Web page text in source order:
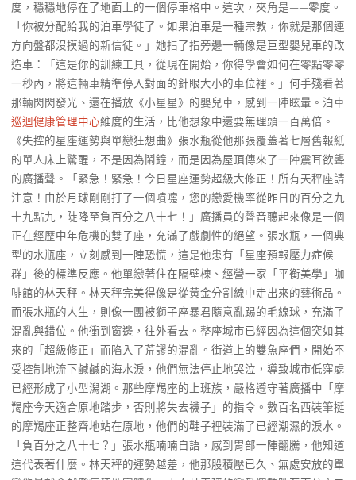
度，穩穩地停在了地面上的一個停車格中。這次，夾角是——零度。
「你被分配給我的泊車學徒了。如果泊車是一種宗教，你就是那個連
方向盤都沒摸過的新信徒。」她指了指旁邊一輛像是巨型嬰兒車的改
造車：「這是你的訓練工具，從現在開始，你得學會如何在零點零零
一秒內，將這輛車精準停入對面的針眼大小的車位裡。」何手殘看著
那輛閃閃發光、還在播放《小星星》的嬰兒車，感到一陣眩暈。泊車
巡迴健康管理中心維度的生活，比他想象中還要無理頭一百萬倍。
《失控的星座運勢與單戀狂想曲》張水瓶從他那張覆蓋著七層舊報紙
的單人床上驚醒，不是因為鬧鐘，而是因為屋頂傳來了一陣震耳欲聾
的廣播聲。「緊急！緊急！今日星座運勢超級大修正！所有天秤座請
注意！由於月球剛剛打了一個噴嚏，您的戀愛機率從昨日的百分之九
十九點九，陡降至負百分之八十七！」廣播員的聲音聽起來像是一個
正在經歷中年危機的雙子座，充滿了戲劇性的絕望。張水瓶，一個典
型的水瓶座，立刻感到一陣恐慌，這是他患有「星座預報壓力症候
群」後的標準反應。他單戀著住在隔壁棟、經營一家「平衡美學」咖
啡館的林天秤。林天秤完美得像是從黃金分割線中走出來的藝術品。
而張水瓶的人生，則像一團被獅子座暴君隨意亂踢的毛線球，充滿了
混亂與錯位。他衝到窗邊，往外看去。整座城市已經因為這個突如其
來的「超級修正」而陷入了荒謬的混亂。街道上的雙魚座們，開始不
受控制地流下鹹鹹的海水淚，他們無法停止地哭泣，導致城市低窪處
已經形成了小型潟湖。那些摩羯座的上班族，嚴格遵守著廣播中「摩
羯座今天適合原地踏步，否則將失去襪子」的指令。數百名西裝筆挺
的摩羯座正整齊地站在原地，他們的鞋子裡裝滿了已經潮濕的淚水。
「負百分之八十七？」張水瓶喃喃自語，感到胃部一陣翻騰，他知道
這代表著什麼。林天秤的運勢越差，他那股積壓已久、無處安放的單